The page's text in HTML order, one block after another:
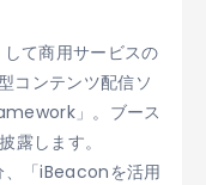
て商用サービスの
コンテンツ配信ソ
」。ブース
露します。
、「iBeaconを活用